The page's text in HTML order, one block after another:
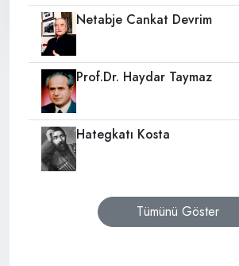
Netabje Cankat Devrim
Prof.Dr. Haydar Taymaz
Hategkatı Kosta
Tümünü Göster